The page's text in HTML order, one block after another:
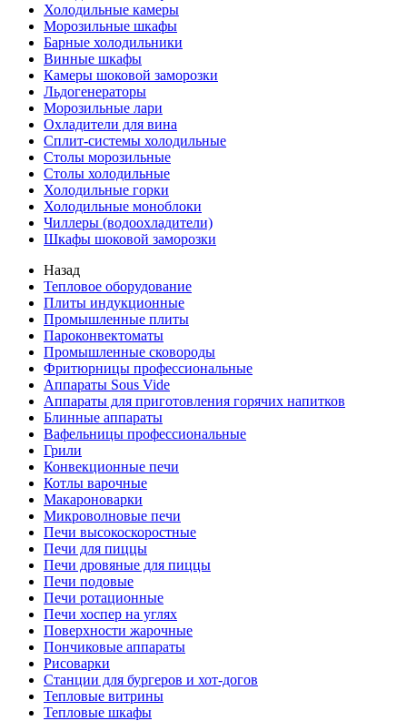
Холодильные камеры
Морозильные шкафы
Барные холодильники
Винные шкафы
Камеры шоковой заморозки
Льдогенераторы
Морозильные лари
Охладители для вина
Сплит-системы холодильные
Столы морозильные
Столы холодильные
Холодильные горки
Холодильные моноблоки
Чиллеры (водоохладители)
Шкафы шоковой заморозки
Назад
Тепловое оборудование
Плиты индукционные
Промышленные плиты
Пароконвектоматы
Промышленные сковороды
Фритюрницы профессиональные
Аппараты Sous Vide
Аппараты для приготовления горячих напитков
Блинные аппараты
Вафельницы профессиональные
Грили
Конвекционные печи
Котлы варочные
Макароноварки
Микроволновые печи
Печи высокоскоростные
Печи для пиццы
Печи дровяные для пиццы
Печи подовые
Печи ротационные
Печи хоспер на углях
Поверхности жарочные
Пончиковые аппараты
Рисоварки
Станции для бургеров и хот-догов
Тепловые витрины
Тепловые шкафы